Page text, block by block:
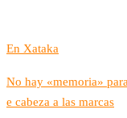
En Xataka
No hay «memoria»
e cabeza a las marcas